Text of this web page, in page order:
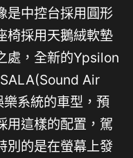
是中控台採用圓形
椅採用天鵝絨軟墊
處，全新的Ypsilon
Air
系統的車型，預
用這樣的配置，駕
別的是在螢幕上發